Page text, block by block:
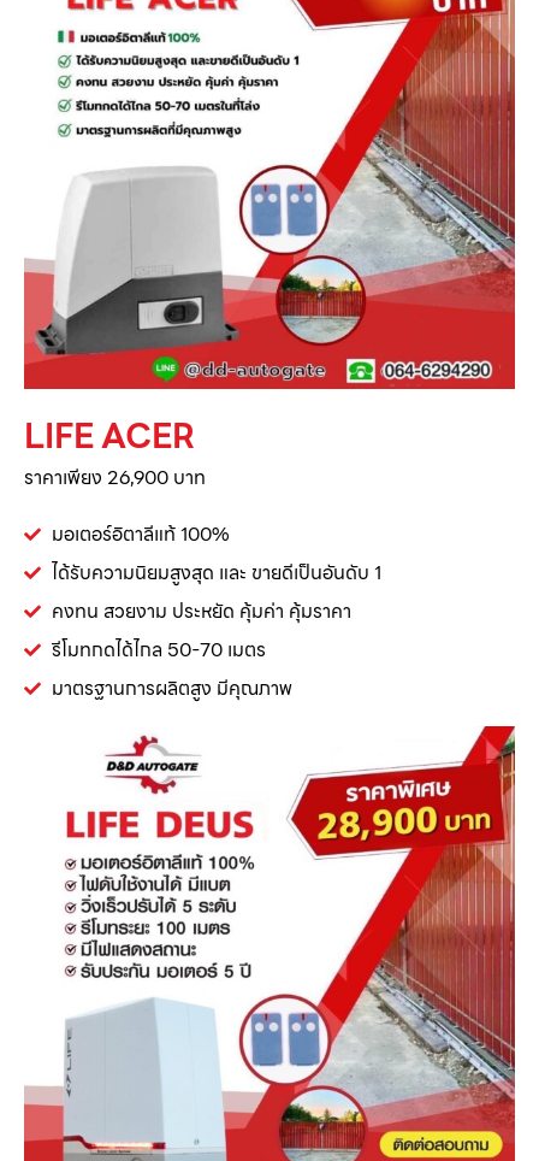
LIFE ACER
ราคาเพียง 26,900 บาท
มอเตอร์อิตาลีแท้ 100%
ได้รับความนิยมสูงสุด และ ขายดีเป็นอันดับ 1
คงทน สวยงาม ประหยัด คุ้มค่า คุ้มราคา
รีโมทกดได้ไกล 50-70 เมตร
มาตรฐานการผลิตสูง มีคุณภาพ